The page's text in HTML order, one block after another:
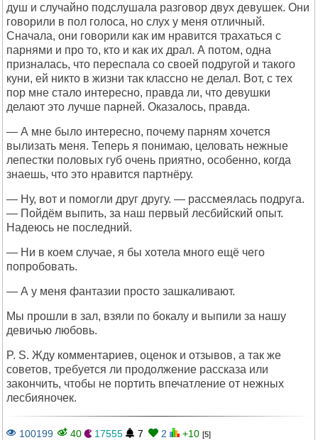
душ и случайно подслушала разговор двух девушек. Они
говорили в пол голоса, но слух у меня отличный.
Сначала, они говорили как им нравится трахаться с
парнями и про то, кто и как их драл. А потом, одна
призналась, что переспала со своей подругой и такого
куни, ей никто в жизни так классно не делал. Вот, с тех
пор мне стало интересно, правда ли, что девушки
делают это лучше парней. Оказалось, правда.
— А мне было интересно, почему парням хочется
вылизать меня. Теперь я понимаю, целовать нежные
лепестки половых губ очень приятно, особенно, когда
знаешь, что это нравится партнёру.
— Ну, вот и помогли друг другу. — рассмеялась подруга.
— Пойдём выпить, за наш первый лесбийский опыт.
Надеюсь не последний.
— Ни в коем случае, я бы хотела много ещё чего
попробовать.
— А у меня фантазии просто зашкаливают.
Мы прошли в зал, взяли по бокалу и выпили за нашу
девичью любовь.
P. S. Жду комментариев, оценок и отзывов, а так же
советов, требуется ли продолжение рассказа или
закончить, чтобы не портить впечатление от нежных
лесбияночек.
100199 40 17555 7 2 +10 [5]